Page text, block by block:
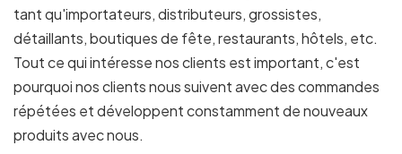
tant qu'importateurs, distributeurs, grossistes,
détaillants, boutiques de fête, restaurants, hôtels, etc.
Tout ce qui intéresse nos clients est important, c'est
pourquoi nos clients nous suivent avec des commandes
répétées et développent constamment de nouveaux
produits avec nous.